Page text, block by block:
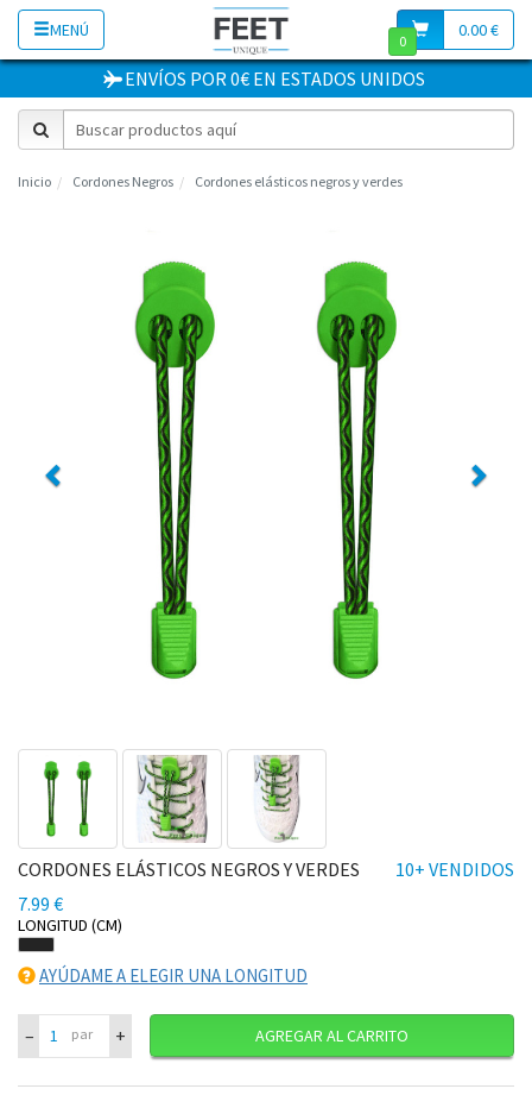
MENÚ 0.00 €
0
ENVÍOS POR 0€ EN ESTADOS UNIDOS
Inicio Cordones Negros Cordones elásticos negros y verdes
10+ VENDIDOS
CORDONES ELÁSTICOS NEGROS Y VERDES
7.99 €
LONGITUD (CM)
AYÚDAME A ELEGIR UNA LONGITUD
– par + AGREGAR AL CARRITO